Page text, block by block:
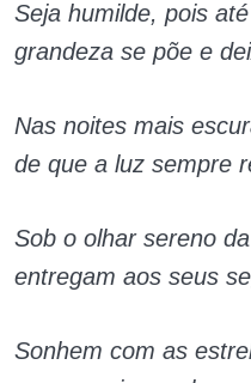
Seja humilde, pois
grandeza se põe e
Nas noites mais
de que a luz sempre
Sob o olhar sereno
entregam aos seus
Sonhem com as